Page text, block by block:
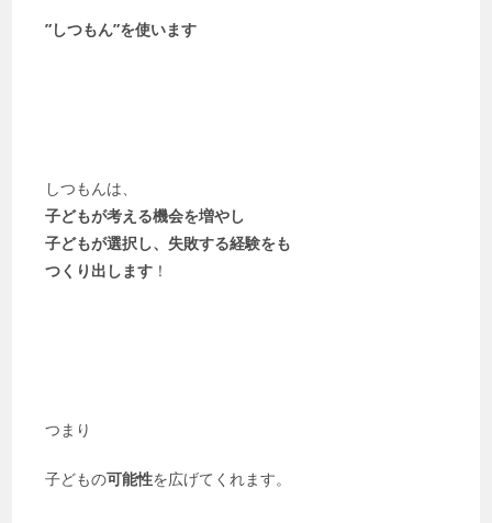
”しつもん”を使います
しつもんは、
子どもが考える機会を増やし
子どもが選択し、失敗する経験をも
つくり出します ！
つまり
子どもの可能性を広げてくれます。